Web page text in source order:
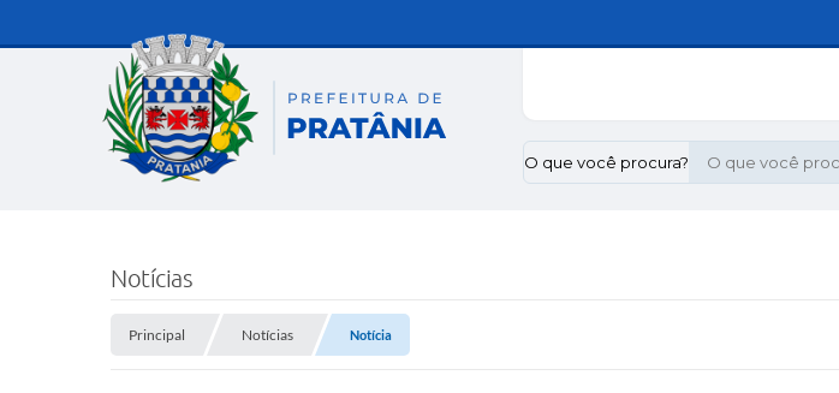
O que você procura?
Notícias
Principal Notícias Notícia